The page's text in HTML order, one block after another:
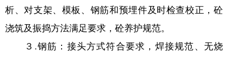
析、对支架、模板、钢筋和预埋件及时检查校正，砼
浇筑及振捣方法满足要求，砼养护规范。
３.钢筋：接头方式符合要求，焊接规范、无烧